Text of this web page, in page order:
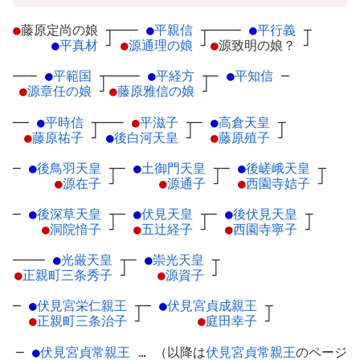
●藤原定尚の娘 ┬
●平真材 ┘
─── ●平親信 ┬
●源通理の娘 ┘
──── ●平行義 ┬
●源致明の娘？ ┘
─── ●平範国
┬
●源章任の娘 ┘
──── ●平経方 ┬
●藤原雅信の娘 ┘
─ ●平知信 ─
── ●平時信 ┬
●藤原祐子 ┘
─── ●平滋子 ┬
●後白河天皇 ┘
─ ●高倉天皇 ┬
●藤原殖子 ┘
─ ●後鳥羽天皇 ┬
●源在子 ┘
─ ●土御門天皇 ┬
●源通子 ┘
─ ●後嵯峨天皇 ┬
●西園寺姞子 ┘
─ ●後深草天皇 ┬
●洞院愔子 ┘
─ ●伏見天皇 ┬
●五辻経子 ┘
─ ●後伏見天皇 ┬
●西園寺寧子 ┘
──── ●光厳天皇 ┬
●正親町三条秀子 ┘
─ ●崇光天皇 ┬
●源資子 ┘
─ ●伏見宮栄仁親王 ┬
●正親町三条治子 ┘
─ ●伏見宮貞成親王 ┬
●庭田幸子 ┘
─ ●伏見宮貞常親王 … （以降は伏見宮貞常親王のページ